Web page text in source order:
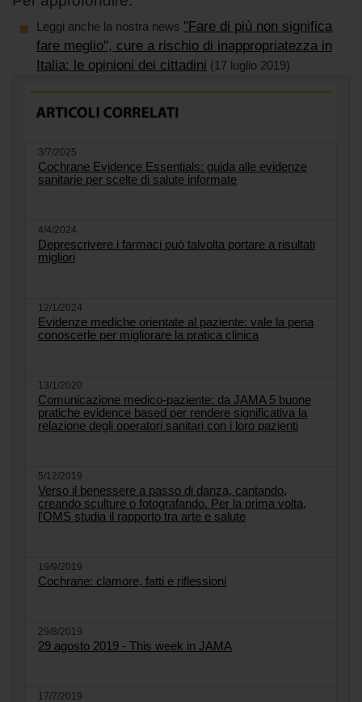
Leggi anche la nostra news "Fare di più non significa
fare meglio", cure a rischio di inappropriatezza in
Italia: le opinioni dei cittadini (17 luglio 2019)
3/7/2025
Cochrane Evidence Essentials: guida alle evidenze
sanitarie per scelte di salute informate
4/4/2024
Deprescrivere i farmaci può talvolta portare a risultati
migliori
12/1/2024
Evidenze mediche orientate al paziente: vale la pena
conoscerle per migliorare la pratica clinica
13/1/2020
Comunicazione medico-paziente: da JAMA 5 buone
pratiche evidence based per rendere significativa la
relazione degli operatori sanitari con i loro pazienti
5/12/2019
Verso il benessere a passo di danza, cantando,
creando sculture o fotografando. Per la prima volta,
l'OMS studia il rapporto tra arte e salute
19/9/2019
Cochrane: clamore, fatti e riflessioni
29/8/2019
29 agosto 2019 - This week in JAMA
17/7/2019